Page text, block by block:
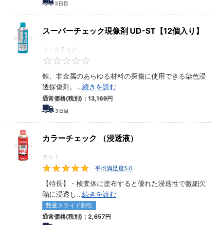
2日目
スーパーチェック現像剤 UD-ST【12個入り】
マークテック
鉄、非金属のあらゆる材料の探傷に使用できる染色浸
透探傷剤。 ...続きを読む
通常価格(税別)： 13,169円
3 日目
カラーチェック （浸透液）
タセト
平均満足度5.0
【特長】・検査体に塗布すると優れた浸透性で微細欠
陥に浸透し...続きを読む
数量スライド割引
通常価格(税別)： 2,657円